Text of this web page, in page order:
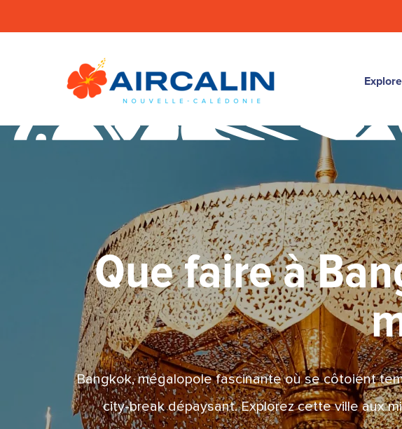
Que faire à
Bangkok, mégalopole fascinante où se côtoient
city-break dépaysant. Explorez cette ville aux